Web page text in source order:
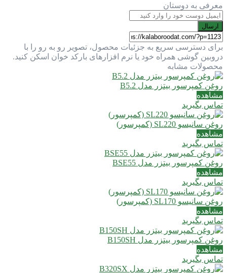
معرفی به دوستان
ارسال
برای دسترسی سریع به جزئیات محصول، تصویر رو به رو را با
دروبین گوشی همراه خود یا نرم افزارهای بارکد خوان اسکن کنید.
محصولات مشابه
روغن کمپرسور بیتزر مدل B5.2
مشاهده
تماس بگیرید
روغن سانیسو SL220 (کمپرسور)
مشاهده
تماس بگیرید
روغن کمپرسور بیتزر مدل BSE55
مشاهده
تماس بگیرید
روغن سانیسو SL170 (کمپرسور)
مشاهده
تماس بگیرید
روغن کمپرسور بیتزر مدل B150SH
مشاهده
تماس بگیرید